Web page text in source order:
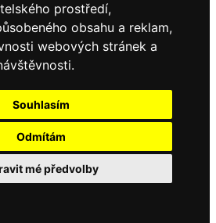
prostředí,
obsahu a reklam,
webových stránek a
Souhlasím
Odmítám
mé předvolby